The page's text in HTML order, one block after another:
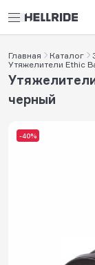
Главная Каталог
Утяжелители Ethic
-40%
черный